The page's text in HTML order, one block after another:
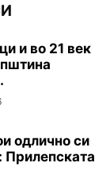
и во 21 век
одлично си
Прилепската